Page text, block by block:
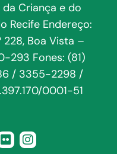
Criança e do
Recife Endereço:
228, Boa Vista –
293 Fones: (81)
/ 3355-2298 /
0001-51